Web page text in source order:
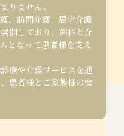
りません。
、訪問介護、居宅介護
開しており、歯科と介
となって患者様を支え
療や介護サービスを通
患者様とご家族様の安